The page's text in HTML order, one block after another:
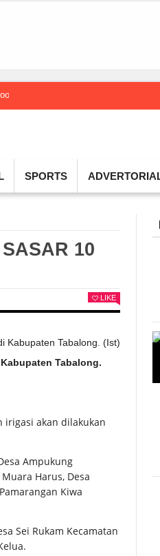
Temui Menteri Ekraf, Dorong
SPORTS
10
LIKE
Tabalong.
akan dilakukan
Ampukung
Harus, Desa
Kiwa
Sei Rukam Kecamatan